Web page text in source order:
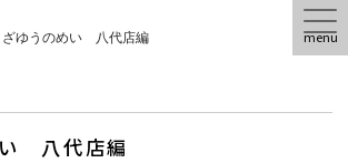
menu
ざゆうのめい 八代店編
八代店編